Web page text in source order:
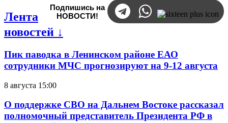
Подпишись на
НОВОСТИ!
Лента
новостей ↓
Пик паводка в Ленинском районе ЕАО
сотрудники МЧС прогнозируют на 9-12 августа
8 августа 15:00
О поддержке СВО на Дальнем Востоке рассказал
полномочный представитель Президента РФ в